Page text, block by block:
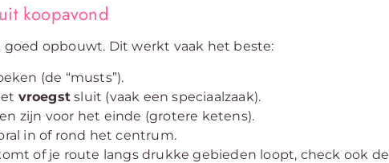
koopavond
goed opbouwt. Dit werkt vaak het beste:
(de “musts”).
vroegst sluit (vaak een speciaalzaak).
zijn voor het einde (grotere ketens).
in of rond het centrum.
of je route langs drukke gebieden loopt, check ook de